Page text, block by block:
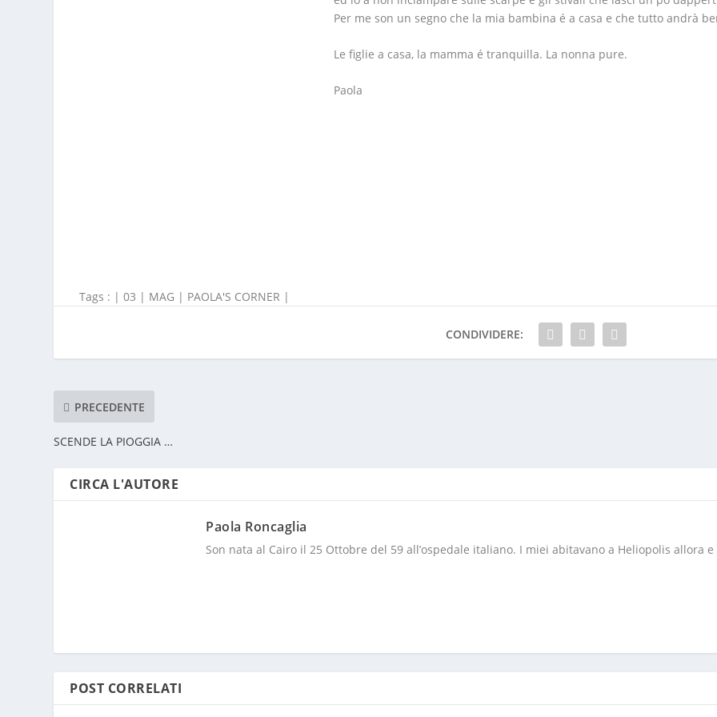
Per me son un segno che la mia bambina é a casa e che tutto andrà
Le figlie a casa, la mamma é tranquilla. La nonna pure.
Paola
Tags : |03 | MAG | PAOLA'S CORNER |
CONDIVIDERE:
PRECEDENTE
SCENDE LA PIOGGIA …
CIRCA L'AUTORE
Paola Roncaglia
Son nata al Cairo il 25 Ottobre del 59 all’ospedale italiano. I miei abitavano a Heliopolis allora e
POST CORRELATI